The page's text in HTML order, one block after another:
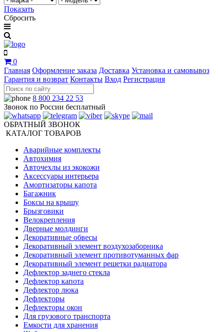
Показать
Сбросить
0
Главная Оформление заказа Доставка Установка и самовывоз
Гарантия и возврат Контакты Вход Регистрация
8 800 234 22 53
Звонок по России бесплатный
ОБРАТНЫЙ ЗВОНОК
КАТАЛОГ ТОВАРОВ
Аварийные комплекты
Автохимия
Авточехлы из экокожи
Аксессуары интерьера
Амортизаторы капота
Багажник
Боксы на крышу
Брызговики
Велокрепления
Дверные молдинги
Декоративные обвесы
Декоративный элемент воздухозаборника
Декоративный элемент противотуманных фар
Декоративный элемент решетки радиатора
Дефлектор заднего стекла
Дефлектор капота
Дефлектор люка
Дефлекторы
Дефлекторы окон
Для грузового транспорта
Емкости для хранения